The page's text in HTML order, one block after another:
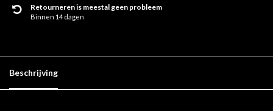
Retourneren is meestal geen probleem
Binnen 14 dagen
Beschrijving